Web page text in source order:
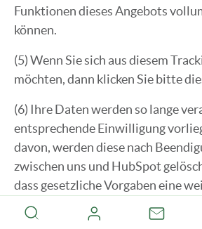
Funktionen dieses Angebots
können.
(5) Wenn Sie sich aus diesem
möchten, dann klicken Sie bitte
(6) Ihre Daten werden so lange
entsprechende Einwilligung
davon, werden diese nach
zwischen uns und HubSpot
dass gesetzliche Vorgaben eine
erforderlich machen.